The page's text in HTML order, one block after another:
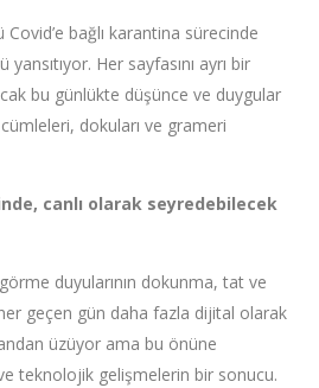
bağlı karantina sürecinde
Her sayfasını ayrı bir
bu günlükte düşünce ve duygular
dokuları ve grameri
canlı olarak seyredebilecek
duyularının dokunma, tat ve
geçen gün daha fazla dijital olarak
üzüyor ama bu önüne
teknolojik gelişmelerin bir sonucu.